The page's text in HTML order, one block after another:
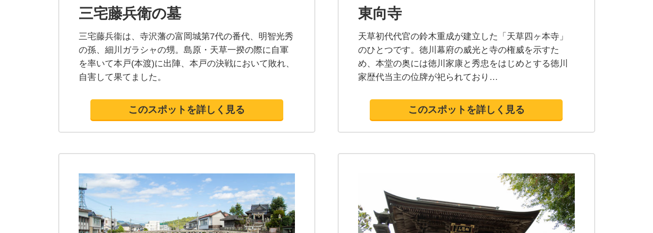
三宅藤兵衛の墓
三宅藤兵衞は、寺沢藩の富岡城第7代の番代、明智光秀
の孫、細川ガラシャの甥。島原・天草一揆の際に自軍
を率いて本戸(本渡)に出陣、本戸の決戦において敗れ、
自害して果てました。
このスポットを詳しく見る
東向寺
天草初代代官の鈴木重成が建立した「天草四ヶ本寺」
のひとつです。徳川幕府の威光と寺の権威を示すた
め、本堂の奥には徳川家康と秀忠をはじめとする徳川
家歴代当主の位牌が祀られており…
このスポットを詳しく見る